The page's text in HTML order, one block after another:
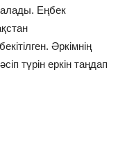
Еңбек
Әркімнің
түрін еркін таңдап